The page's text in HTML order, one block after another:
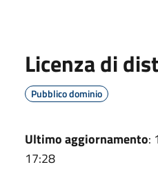
Licenza di
Pubblico dominio
Ultimo aggiornamento:
17:28